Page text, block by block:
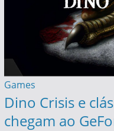
Games
Dino Crisis e
chegam ao